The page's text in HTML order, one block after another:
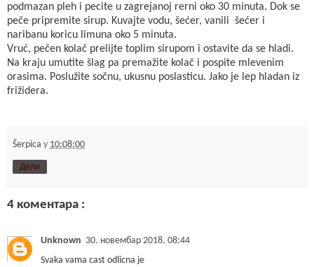
podmazan pleh i pecite u zagrejanoj rerni oko 30 minuta. Dok se
peče pripremite sirup. Kuvajte vodu, šećer, vanili šećer i
naribanu koricu limuna oko 5 minuta.
Vruć, pečen kolač prelijte toplim sirupom i ostavite da se hladi.
Na kraju umutite šlag pa premažite kolač i pospite mlevenim
orasima. Poslužite sočnu, ukusnu poslasticu. Jako je lep hladan iz
frižidera.
Šerpica у 10:08:00
Дели
4 коментара :
Unknown 30. новембар 2018. 08:44
Svaka vama cast odlicna je